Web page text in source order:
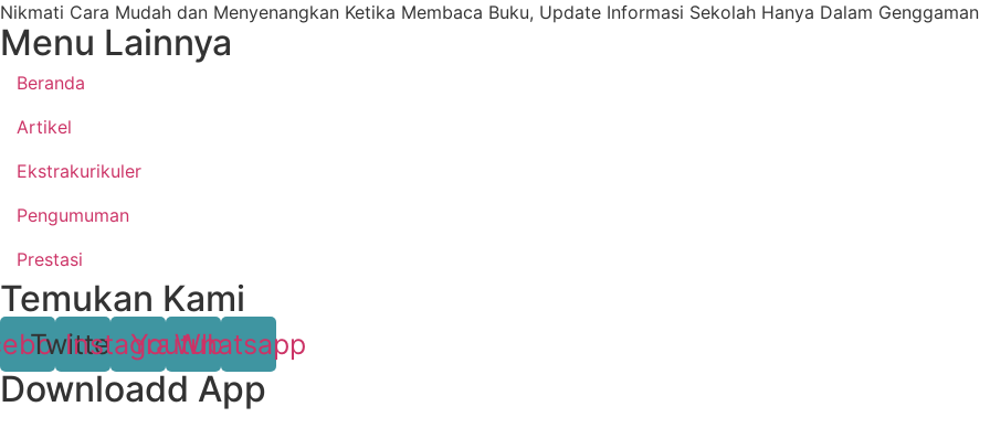
Nikmati Cara Mudah dan Menyenangkan Ketika Membaca Buku, Update Informasi Sekolah Hanya Dalam Genggaman
Menu Lainnya
Beranda
Artikel
Ekstrakurikuler
Pengumuman
Prestasi
Temukan Kami
Twitter
Instagram
Youtube
Whatsapp
Downloadd App